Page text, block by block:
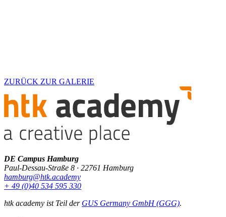
ZURÜCK ZUR GALERIE
DE Campus Hamburg
Paul-Dessau-Straße 8 · 22761 Hamburg
hamburg@htk.academy
+ 49 (0)40 534 595 330
htk academy ist Teil der GUS Germany GmbH (GGG).